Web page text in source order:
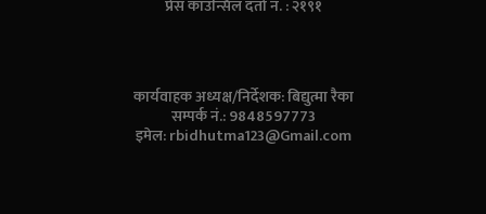
प्रेस काउन्सिल दर्ता नं. : २१९१
कार्यवाहक अध्यक्ष/निर्देशक: बिद्युत्मा रैका
सम्पर्क नं.: 9848597773
इमेल:rbidhutma123@Gmail.com